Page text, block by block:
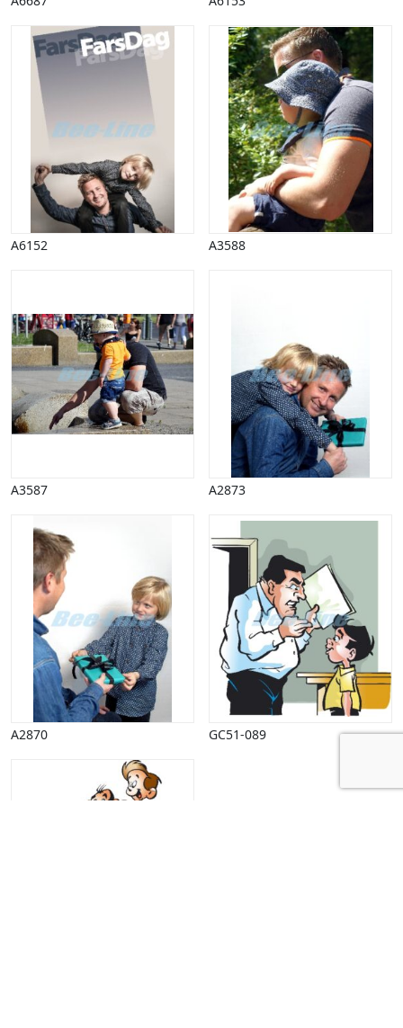
A6152 A3588
A3587 A2873
A2870 GC51-089